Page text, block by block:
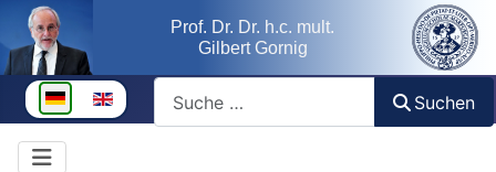
Prof. Dr. Dr. h.c. mult.
Gilbert Gornig
Sprache auswählen Suchen